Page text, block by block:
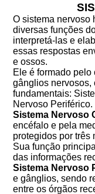
O sistema nervoso
diversas funções
interpretá-las e
essas respostas
e ossos.
Ele é formado
gânglios nervosos,
fundamentais:
Nervoso Periférico.
Sistema Nervoso
encéfalo e pela
protegidos por três
Sua função
das informações
Sistema Nervoso
e gânglios, sendo
entre os órgãos